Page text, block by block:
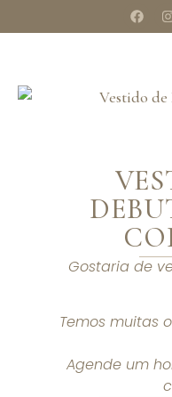
Gostaria de
Temos muitas
Agende um